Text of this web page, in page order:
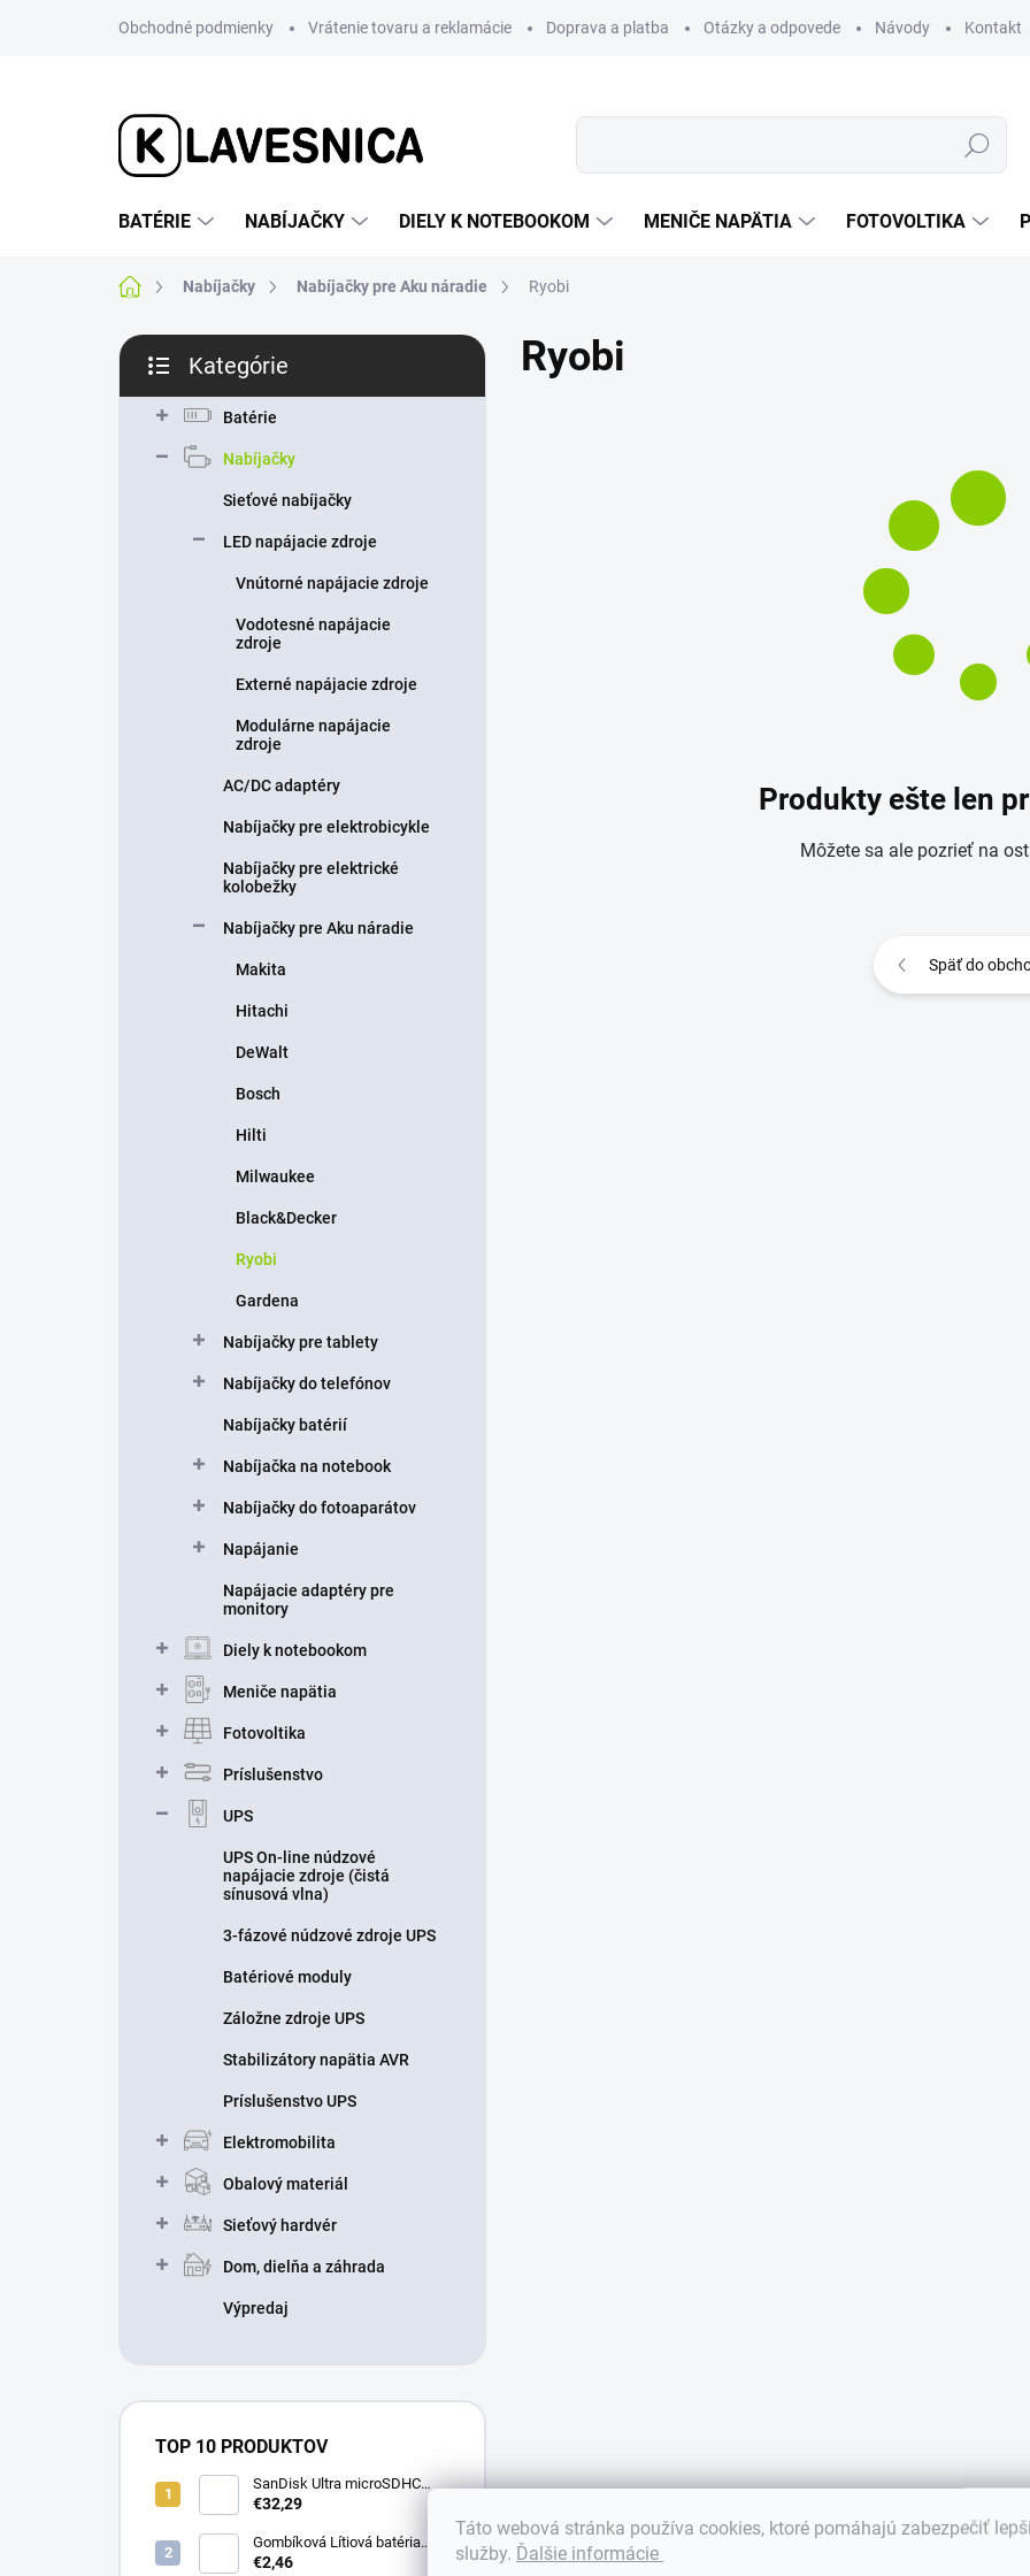
Táto webová stránka používa cookies, ktoré pomáhajú zabezpečiť
služby. Ďalšie informácie
Obchodné podmienky Vrátenie tovaru a reklamácie Doprava a platba Otázky a odpovede Návody Kontakt
Hľadať
BATÉRIE NABÍJAČKY DIELY K NOTEBOOKOM MENIČE NAPÄTIA FOTOVOLTIKA
DomovNabíjačky Nabíjačky pre Aku náradie Ryobi
B
č
kategórie
Kategórie
Batérie
Nabíjačky
Sieťové nabíjačky
LED napájacie zdroje
Vnútorné napájacie zdroje
Vodotesné napájacie
zdroje
Externé napájacie zdroje
Modulárne napájacie
zdroje
AC/DC adaptéry
Nabíjačky pre elektrobicykle
Nabíjačky pre elektrické
kolobežky
Nabíjačky pre Aku náradie
Makita
Hitachi
DeWalt
Bosch
Hilti
Milwaukee
Black&Decker
Ryobi
Gardena
Nabíjačky pre tablety
Nabíjačky do telefónov
Nabíjačky batérií
Nabíjačka na notebook
Nabíjačky do fotoaparátov
Napájanie
Napájacie adaptéry pre
monitory
Diely k notebookom
Meniče napätia
Fotovoltika
Príslušenstvo
UPS
UPS On-line núdzové
napájacie zdroje (čistá
sínusová vlna)
3-fázové núdzové zdroje UPS
Batériové moduly
Záložne zdroje UPS
Stabilizátory napätia AVR
Príslušenstvo UPS
Elektromobilita
Obalový materiál
Sieťový hardvér
Dom, dielňa a záhrada
Výpredaj
TOP 10 PRODUKTOV
SanDisk Ultra microSDHC
32GB 100MB/s + adaptér
€32,29
Gombíková Lítiová batéria
€2,46
Ryobi
Produkty ešte len
Môžete sa ale pozrieť na
Späť do